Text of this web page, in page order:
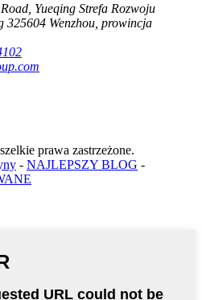
Yueqing Strefa Rozwoju
325604 Wenzhou, prowincja
prawa zastrzeżone.
- NAJLEPSZY BLOG -